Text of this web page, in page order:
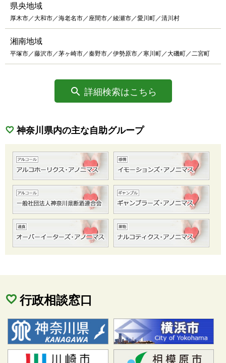
県央地域
厚木市／大和市／海老名市／座間市／綾瀬市／愛川町／清川村
湘南地域
平塚市／藤沢市／茅ヶ崎市／秦野市／伊勢原市／寒川町／大磯町／二宮町
詳細検索はこちら
神奈川県内の主な自助グループ
行政相談窓口